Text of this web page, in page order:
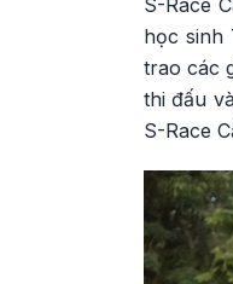
S-Race
học sinh
trao các
thi đấu
S-Race